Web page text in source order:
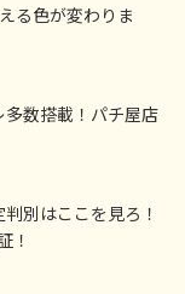
る色が変わりま
多数搭載！パチ屋店
別はここを見ろ！
！